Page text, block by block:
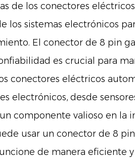
de los conectores
los sistemas electrónicos
El conector de 8 pin
es crucial para
conectores eléctricos
electrónicos, desde
componente valioso en
usar un conector de 8
de manera eficiente